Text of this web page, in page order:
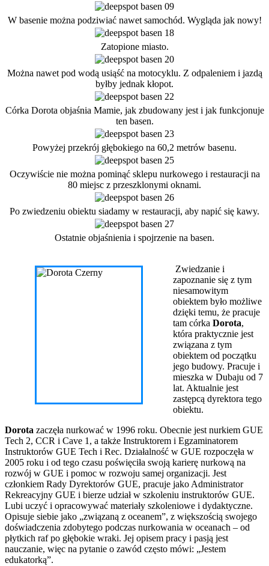
W basenie można podziwiać nawet samochód. Wygląda jak nowy!
Zatopione miasto.
Można nawet pod wodą usiąść na motocyklu. Z odpaleniem i jazdą
byłby jednak kłopot.
Córka Dorota objaśnia Mamie, jak zbudowany jest i jak funkcjonuje
ten basen.
Powyżej przekrój głębokiego na 60,2 metrów basenu.
Oczywiście nie można pominąć sklepu nurkowego i restauracji na
80 miejsc z przeszklonymi oknami.
Po zwiedzeniu obiektu siadamy w restauracji, aby napić się kawy.
Ostatnie objaśnienia i spojrzenie na basen.
Zwiedzanie i
zapoznanie się z tym
niesamowitym
obiektem było możliwe
dzięki temu, że pracuje
tam córka Dorota,
która praktycznie jest
związana z tym
obiektem od początku
jego budowy. Pracuje i
mieszka w Dubaju od 7
lat. Aktualnie jest
zastępcą dyrektora tego
obiektu.
Dorota zaczęła nurkować w 1996 roku. Obecnie jest nurkiem GUE
Tech 2, CCR i Cave 1, a także Instruktorem i Egzaminatorem
Instruktorów GUE Tech i Rec. Działalność w GUE rozpoczęła w
2005 roku i od tego czasu poświęciła swoją karierę nurkową na
rozwój w GUE i pomoc w rozwoju samej organizacji. Jest
członkiem Rady Dyrektorów GUE, pracuje jako Administrator
Rekreacyjny GUE i bierze udział w szkoleniu instruktorów GUE.
Lubi uczyć i opracowywać materiały szkoleniowe i dydaktyczne.
Opisuje siebie jako „związaną z oceanem”, z większością swojego
doświadczenia zdobytego podczas nurkowania w oceanach – od
płytkich raf po głębokie wraki. Jej opisem pracy i pasją jest
nauczanie, więc na pytanie o zawód często mówi: „Jestem
edukatorką”.